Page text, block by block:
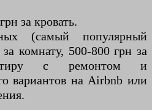
за кровать.
(самый популярный
комнату, 500-800 грн за
с ремонтом и
вариантов на Airbnb или